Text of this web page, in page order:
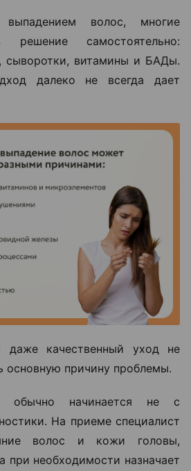
волос, многие
решение самостоятельно:
сыворотки, витамины и БАДы.
далеко не всегда дает
даже качественный уход не
основную причину проблемы.
обычно начинается не с
На приеме специалист
волос и кожи головы,
при необходимости назначает